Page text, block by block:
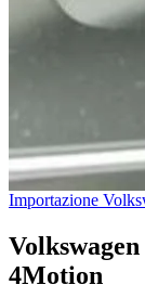
Importazione
4Motion